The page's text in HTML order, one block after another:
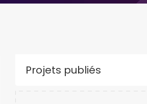
Projets publiés